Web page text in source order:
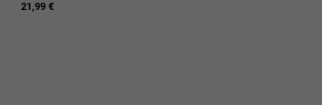
21,99 €